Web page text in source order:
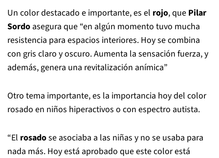
Un color destacado e importante, es el rojo, que Pilar
Sordo asegura que “en algún momento tuvo mucha
resistencia para espacios interiores. Hoy se combina
con gris claro y oscuro. Aumenta la sensación fuerza, y
además, genera una revitalización anímica”
Otro tema importante, es la importancia hoy del color
rosado en niños hiperactivos o con espectro autista.
“El rosadose asociaba a las niñas y no se usaba para
nada más. Hoy está aprobado que este color está